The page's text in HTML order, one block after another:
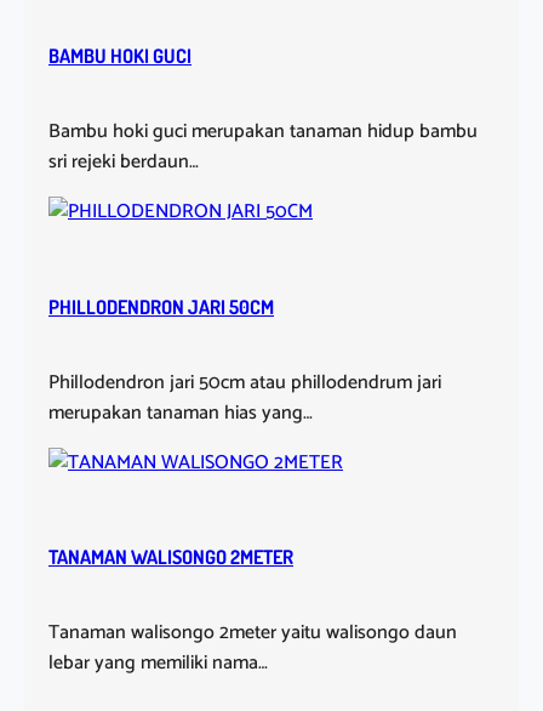
BAMBU HOKI GUCI
Bambu hoki guci merupakan tanaman hidup bambu
sri rejeki berdaun…
PHILLODENDRON JARI 50CM
Phillodendron jari 50cm atau phillodendrum jari
merupakan tanaman hias yang…
TANAMAN WALISONGO 2METER
Tanaman walisongo 2meter yaitu walisongo daun
lebar yang memiliki nama…